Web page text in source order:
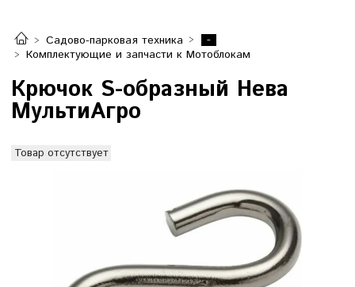
Садово-парковая техника
-
Комплектующие и запчасти к Мотоблокам
Крючок S-образный Нева
МультиАгро
Товар отсутствует